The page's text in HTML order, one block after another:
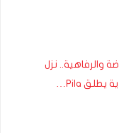
والرفاهية.. نزل